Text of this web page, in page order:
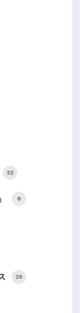
32
6
25